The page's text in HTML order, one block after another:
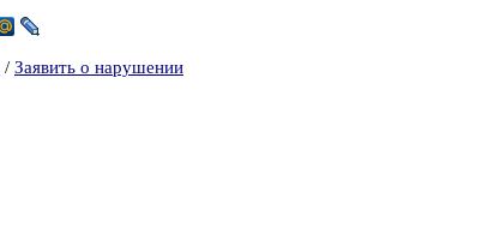
/ Заявить о нарушении